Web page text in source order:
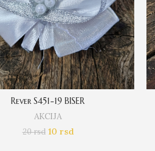
Rever S451-19 BISER
AKCIJA
20rsd 10 rsd